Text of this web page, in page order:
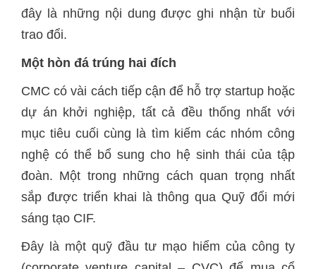
đây là những nội dung được ghi nhận từ buổi
trao đổi.
Một hòn đá trúng hai đích
CMC có vài cách tiếp cận để hỗ trợ startup hoặc
dự án khởi nghiệp, tất cả đều thống nhất với
mục tiêu cuối cùng là tìm kiếm các nhóm công
nghệ có thể bổ sung cho hệ sinh thái của tập
đoàn. Một trong những cách quan trọng nhất
sắp được triển khai là thông qua Quỹ đổi mới
sáng tạo CIF.
Đây là một quỹ đầu tư mạo hiểm của công ty